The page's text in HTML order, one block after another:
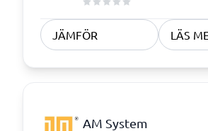
JÄMFÖR LÄS
AM System